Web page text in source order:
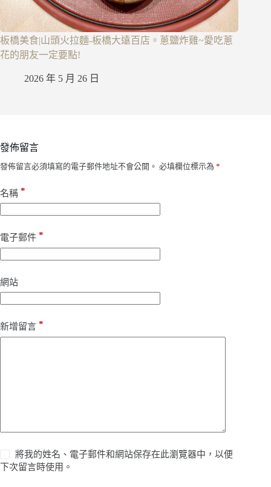
板橋美食|山頭火拉麵-板橋大遠百店。蔥鹽炸雞~愛吃蔥
花的朋友一定要點!
2026 年 5 月 26 日
發佈留言
發佈留言必須填寫的電子郵件地址不會公開。 必填欄位標示為 *
名稱 *
電子郵件 *
網站
新增留言 *
將我的姓名、電子郵件和網站保存在此瀏覽器中，以便
下次留言時使用。